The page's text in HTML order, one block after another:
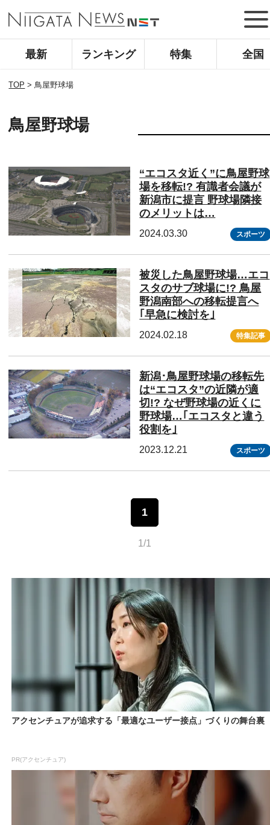
最新 ランキング 特集 全国
TOP >鳥屋野球場
鳥屋野球場
“エコスタ近く”に鳥屋野球
場を移転!? 有識者会議が
新潟市に提言 野球場隣接
のメリットは…
2024.03.30 スポーツ
被災した鳥屋野球場…エコ
スタのサブ球場に!? 鳥屋
野潟南部への移転提言へ
｢早急に検討を｣
2024.02.18 特集記事
新潟･鳥屋野球場の移転先
は“エコスタ”の近隣が適
切!? なぜ野球場の近くに
野球場…｢エコスタと違う
役割を｣
2023.12.21 スポーツ
1
1/1
アクセンチュアが追求する「最適なユーザー接点」づくりの舞台裏
PR(アクセンチュア)